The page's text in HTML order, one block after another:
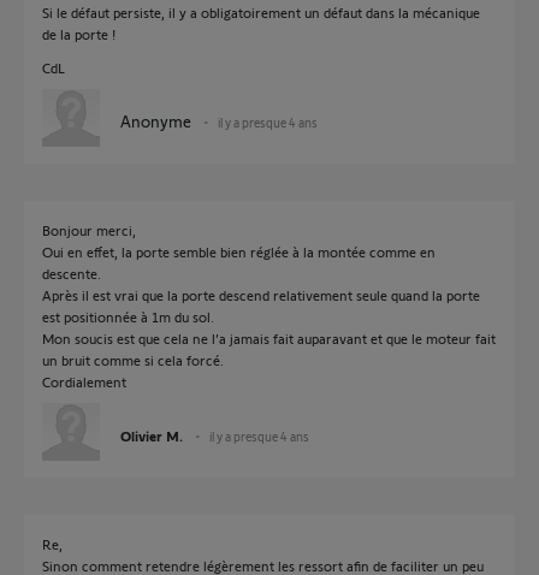
Si le défaut persiste, il y a obligatoirement un défaut dans la mécanique
de la porte !
CdL
Anonyme il y a presque 4 ans
Bonjour merci,
Oui en effet, la porte semble bien réglée à la montée comme en
descente.
Après il est vrai que la porte descend relativement seule quand la porte
est positionnée à 1m du sol.
Mon soucis est que cela ne l’a jamais fait auparavant et que le moteur fait
un bruit comme si cela forcé.
Cordialement
Olivier M. il y a presque 4 ans
Re,
Sinon comment retendre légèrement les ressort afin de faciliter un peu